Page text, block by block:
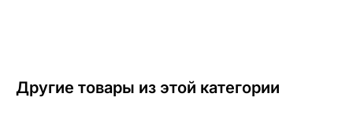
Другие товары из этой категории